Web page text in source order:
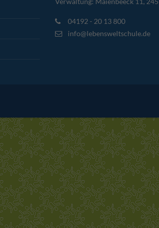
04192 - 20 13 800
info@lebensweltschule.de